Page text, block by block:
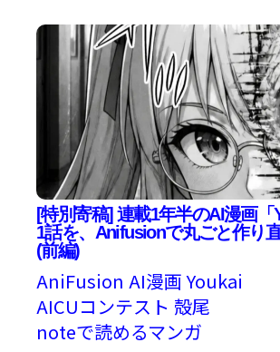
[特別寄稿] 連載1年半のAI漫画「
1話を、Anifusionで丸ごと作り
(前編)
AniFusion AI漫画 Youkai
AICUコンテスト 殻尾
noteで読めるマンガ